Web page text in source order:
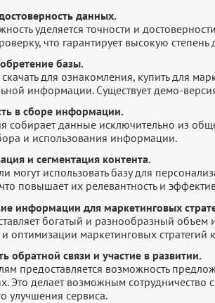
данных.
уделяется точности и
что гарантирует высокую
базы.
для ознакомления, купить для
информации. Существует демо-
в сборе информации.
собирает данные исключительно из
и использования информации.
и сегментация контента.
могут использовать базу для
повышает их релевантность и
информации для маркетинговых
богатый и разнообразный
оптимизации маркетинговых стратегий
обратной связи и участие в развитии.
предоставляется возможность
Это делает возможным сотрудничество
улучшения сервиса.